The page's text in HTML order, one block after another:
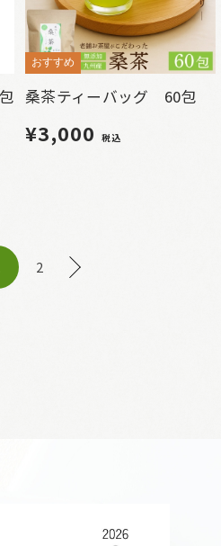
おすすめ
桑茶ティーバッグ 60包
¥3,000 税込
2